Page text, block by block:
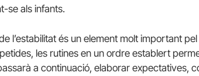
se als infants.
l’estabilitat és un element molt important
les rutines en un ordre establert
a continuació, elaborar expectatives,